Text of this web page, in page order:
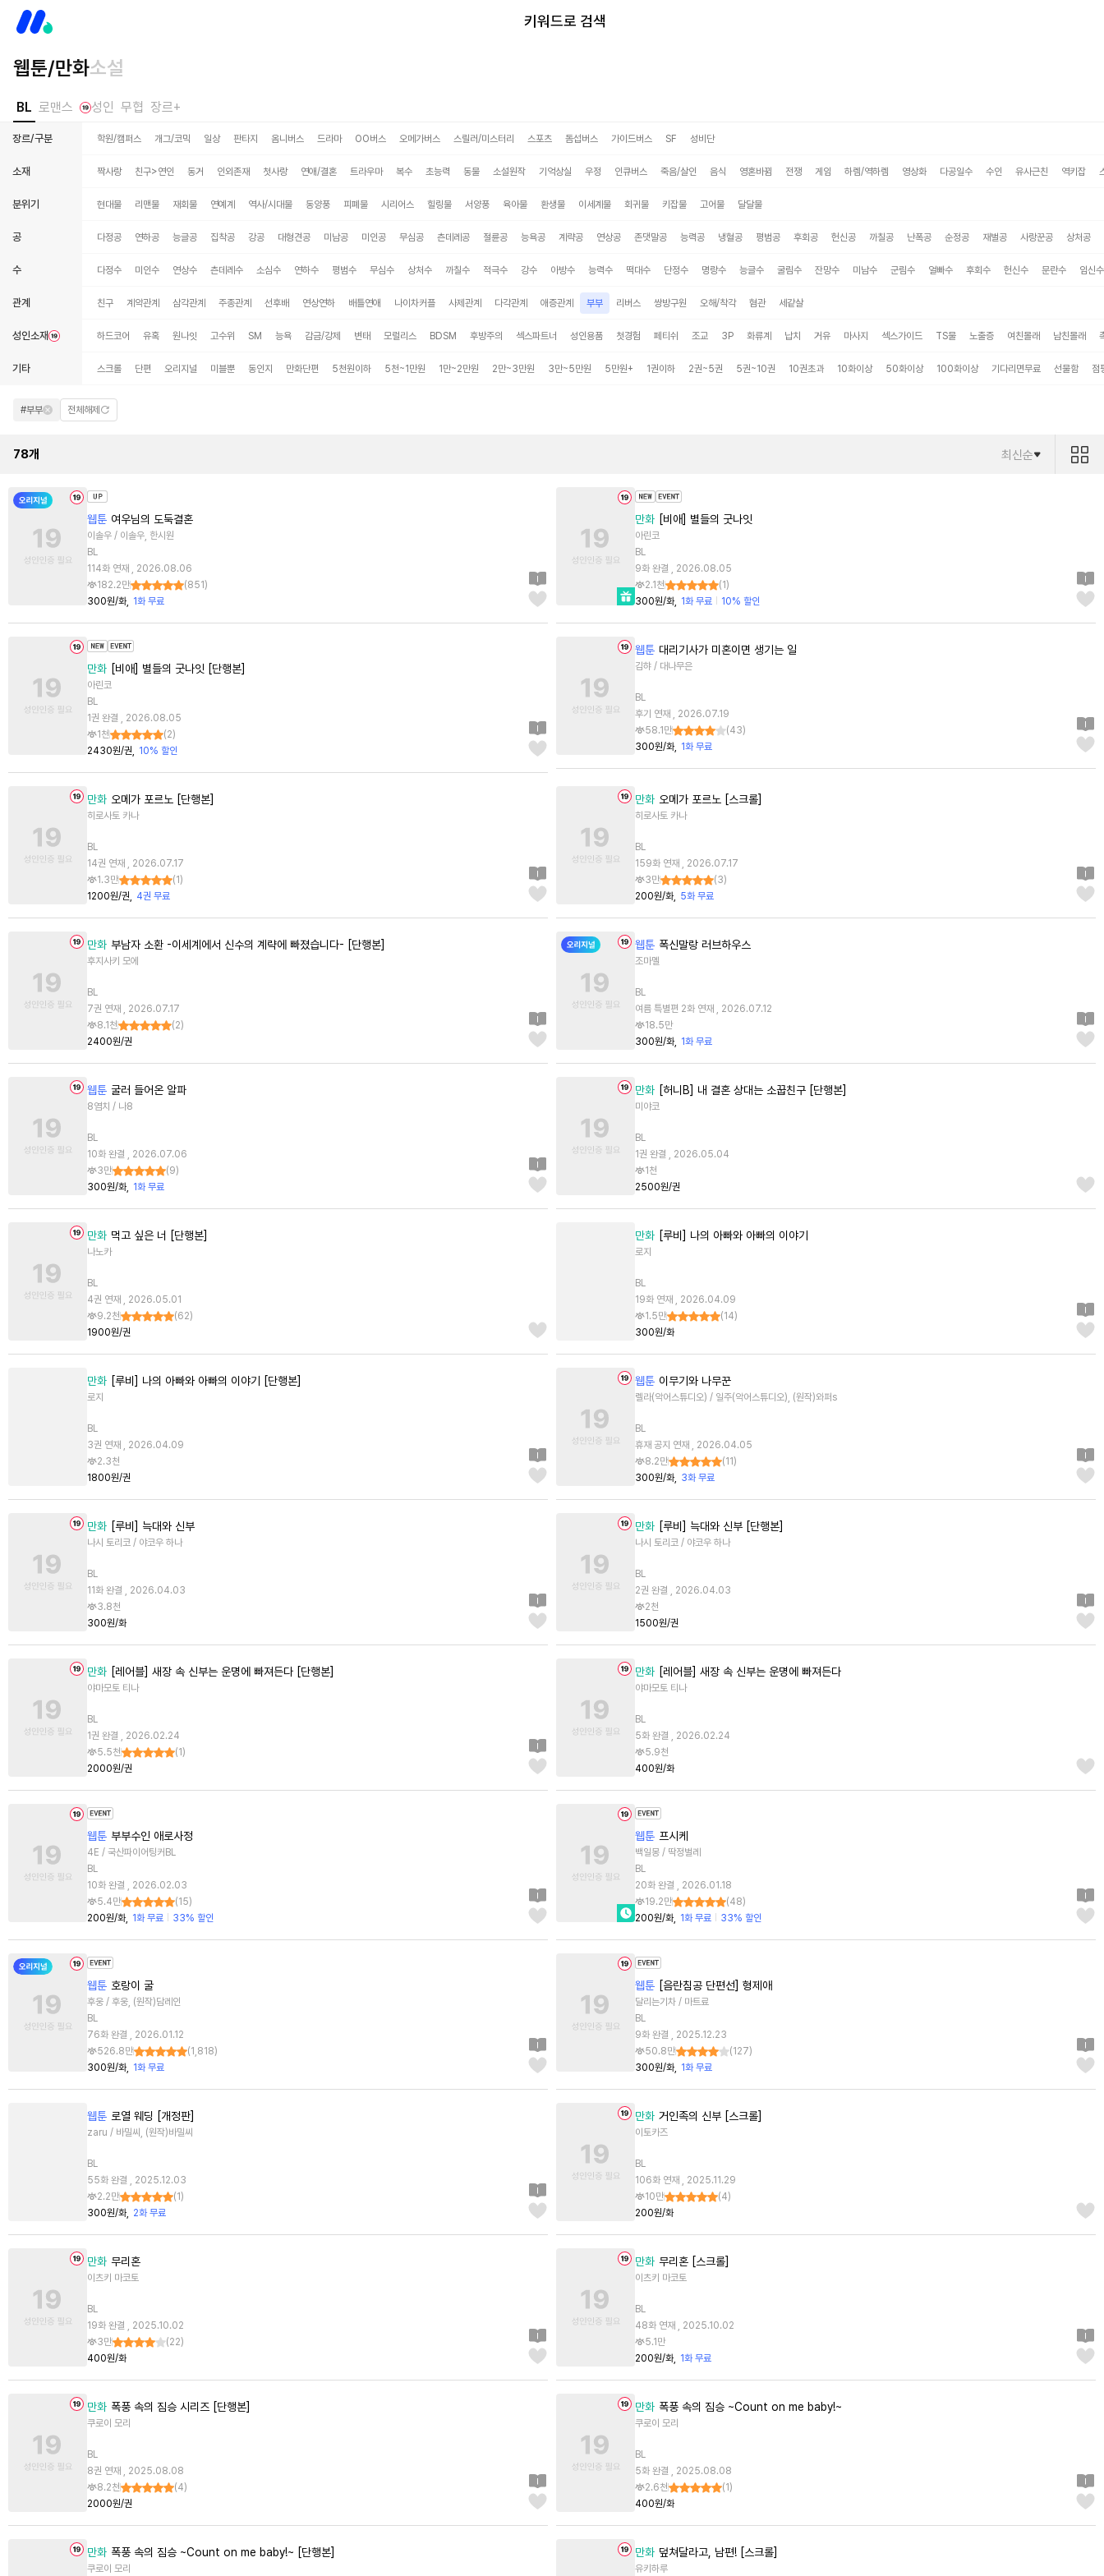
키워드로 검색
웹툰/만화소설
BL 로맨스 성인 무협 장르+
장르/구분 학원/캠퍼스 개그/코믹 일상 판타지 옴니버스 드라마 OO버스 오메가버스 스릴러/미스터리 스포츠 돔섭버스 가이드버스 SF 성비단
소재 짝사랑 친구>연인 동거 인외존재 첫사랑 연애/결혼 트라우마 복수 초능력 동물 소설원작 기억상실 우정 인큐버스 죽음/살인 음식 영혼바뀜 전쟁 게임 하렘/역하렘 영상화 다공일수 수인 유사근친 역키잡
분위기 현대물 리맨물 재회물 연예계 역사/시대물 동양풍 피폐물 시리어스 힐링물 서양풍 육아물 환생물 이세계물 회귀물 키잡물 고어물 달달물
공 다정공 연하공 능글공 집착공 강공 대형견공 미남공 미인공 무심공 츤데레공 절륜공 능욕공 계략공 연상공 존댓말공 능력공 냉혈공 평범공 후회공 헌신공 까칠공 난폭공 순정공 재벌공 사랑꾼공 상처공
수 다정수 미인수 연상수 츤데레수 소심수 연하수 평범수 무심수 상처수 까칠수 적극수 강수 아방수 능력수 떡대수 단정수 명랑수 능글수 굴림수 잔망수 미남수 군림수 얼빠수 후회수 헌신수 문란수 임신수
관계 친구 계약관계 삼각관계 주종관계 선후배 연상연하 배틀연애 나이차커플 사제관계 다각관계 애증관계 부부 리버스 쌍방구원 오해/착각 혐관 세같살
성인소재 하드코어 유혹 원나잇 고수위 SM 능욕 감금/강제 변태 모럴리스 BDSM 후방주의 섹스파트너 성인용품 첫경험 페티쉬 조교 3P 화류계 납치 거유 마사지 섹스가이드 TS물 노출증 여친몰래 남친몰래
기타 스크롤 단편 오리지널 미블뿐 동인지 만화단편 5천원이하 5천~1만원 1만~2만원 2만~3만원 3만~5만원 5만원+ 1권이하 2권~5권 5권~10권 10권초과 10화이상 50화이상 100화이상 기다리면무료 선물함 점
#부부 전체해제
78개 최신순
웹툰 여우님의 도둑결혼
이솔우 / 이솔우, 한시원
BL
114화 연재 , 2026.08.06
182.2만
(851 )
300원/화
1화 무료
만화 [비애] 별들의 굿나잇
아린코
BL
9화 완결 , 2026.08.05
2.1천
(1 )
300원/화
1화 무료 10% 할인
만화 [비애] 별들의 굿나잇 [단행본]
아린코
BL
1권 완결 , 2026.08.05
1천
(2)
2430원/권
10% 할인
웹툰 대리기사가 미혼이면 생기는 일
김햐 / 대나무은
BL
후기 연재 , 2026.07.19
58.1만
(43)
300원/화
1화 무료
만화 오메가 포르노 [단행본]
히로사토 카나
BL
14권 연재 , 2026.07.17
1.3만
(1 )
1200원/권
4권 무료
만화 오메가 포르노 [스크롤]
히로사토 카나
BL
159화 연재 , 2026.07.17
3만
(3)
200원/화
5화 무료
만화 부남자 소환 -이세계에서 신수의 계략에 빠졌습니다- [단행본]
후지사키 모에
BL
7권 연재 , 2026.07.17
8.1천
(2)
2400원/권
웹툰 폭신말랑 러브하우스
조마멜
BL
여름 특별편 2화 연재 , 2026.07.12
18.5만
300원/화
1화 무료
웹툰 굴러 들어온 알파
8염치 / 나8
BL
10화 완결 , 2026.07.06
3만
(9)
300원/화
1화 무료
만화 [허니B] 내 결혼 상대는 소꿉친구 [단행본]
미야코
BL
1권 완결 , 2026.05.04
1천
2500원/권
만화 먹고 싶은 너 [단행본]
나노카
BL
4권 연재 , 2026.05.01
9.2천
(62)
1900원/권
만화 [루비] 나의 아빠와 아빠의 이야기
로지
BL
19화 연재 , 2026.04.09
1.5만
(14)
300원/화
만화 [루비] 나의 아빠와 아빠의 이야기 [단행본]
로지
BL
3권 연재 , 2026.04.09
2.3천
1800원/권
웹툰 이무기와 나무꾼
렐라(악어스튜디오) / 일주(악어스튜디오), (원작)와퍼s
BL
휴재 공지 연재 , 2026.04.05
8.2만
(11 )
300원/화
3화 무료
만화 [루비] 늑대와 신부
나시 토리코 / 야코우 하나
BL
11화 완결 , 2026.04.03
3.8천
300원/화
만화 [루비] 늑대와 신부 [단행본]
나시 토리코 / 야코우 하나
BL
2권 완결 , 2026.04.03
2천
1500원/권
만화 [레어블] 새장 속 신부는 운명에 빠져든다 [단행본]
야마모토 티나
BL
1권 완결 , 2026.02.24
5.5천
(1 )
2000원/권
만화 [레어블] 새장 속 신부는 운명에 빠져든다
야마모토 티나
BL
5화 완결 , 2026.02.24
5.9천
400원/화
웹툰 부부수인 애로사정
4E / 국산파이어팅커BL
BL
10화 완결 , 2026.02.03
5.4만
(15)
200원/화
1화 무료 33% 할인
웹툰 프시케
백일몽 / 딱정벌레
BL
20화 완결 , 2026.01.18
19.2만
(48)
200원/화
1화 무료 33% 할인
웹툰 호랑이 굴
후웅 / 후웅, (원작)담레인
BL
76화 완결 , 2026.01.12
526.8만
(1,818)
300원/화
1화 무료
웹툰 [음란침공 단편선] 형제애
달리는기차 / 마트료
BL
9화 완결 , 2025.12.23
50.8만
(127)
300원/화
1화 무료
웹툰 로열 웨딩 [개정판]
zaru / 바밀씨, (원작)바밀씨
BL
55화 완결 , 2025.12.03
2.2만
(1 )
300원/화
2화 무료
만화 거인족의 신부 [스크롤]
이토카즈
BL
106화 연재 , 2025.11.29
10만
(4)
200원/화
만화 무리혼
이츠키 마코토
BL
19화 완결 , 2025.10.02
3만
(22)
400원/화
만화 무리혼 [스크롤]
이츠키 마코토
BL
48화 연재 , 2025.10.02
5.1만
200원/화
1화 무료
만화 폭풍 속의 짐승 시리즈 [단행본]
쿠로이 모리
BL
8권 연재 , 2025.08.08
8.2천
(4)
2000원/권
만화 폭풍 속의 짐승 ~Count on me baby!~
쿠로이 모리
BL
5화 완결 , 2025.08.08
2.6천
(1 )
400원/화
만화 폭풍 속의 짐승 ~Count on me baby!~ [단행본]
쿠로이 모리
만화 덮쳐달라고, 남편! [스크롤]
유키하루